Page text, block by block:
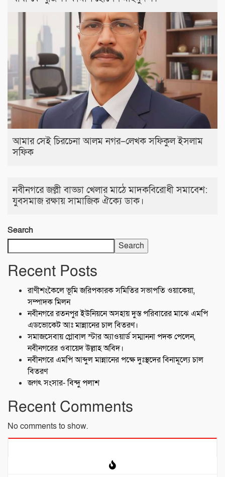
আমার সেই চিরচেনা আলম নগর–লেখক সফিকুল ইসলাম
সফিক
নবীনগরে জল্লী বাড্ডা খেলার মাঠে মাদকবিরোধী সমাবেশ:
যুবসমাজ রক্ষায় সামাজিক ঐক্যে ডাক।
Search
Search
Recent Posts
রাণীশংকৈলে ভূমি জরিপকারক সমিতির সভাপতি ওয়াকেয়া,
সম্পাদক মিলন
নবীনগরে রতনপুর ইউনিয়নে অসহায় দুস্ত পরিবারের মাঝে এমপি
এডভোকেট আঃ মান্নানের চাল বিতরণ।
সমাজসেবায় গ্লোবাল স্টার অ্যাওয়ার্ড সম্মাননা পদক পেলেন,
নবীনগরের ওবায়েদ উল্লাহ অবিদ।
নবীনগরে এমপি আব্দুল মান্নানের পক্ষে দুঃস্থদের বিনামূল্যে চাল
বিতরণ
জগৎ সংসার- বিন্দু পলাশ
Recent Comments
No comments to show.